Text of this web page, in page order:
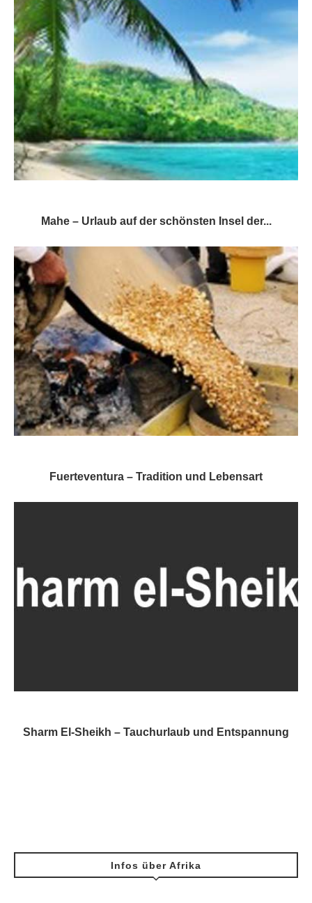
Mahe – Urlaub auf der schönsten Insel der...
Fuerteventura – Tradition und Lebensart
Sharm El-Sheikh – Tauchurlaub und Entspannung
Infos über Afrika